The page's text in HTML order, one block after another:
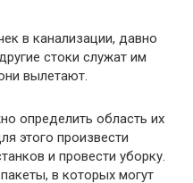
в канализации, давно
стоки служат им
вылетают.
определить область их
этого произвести
и провести уборку.
в которых могут